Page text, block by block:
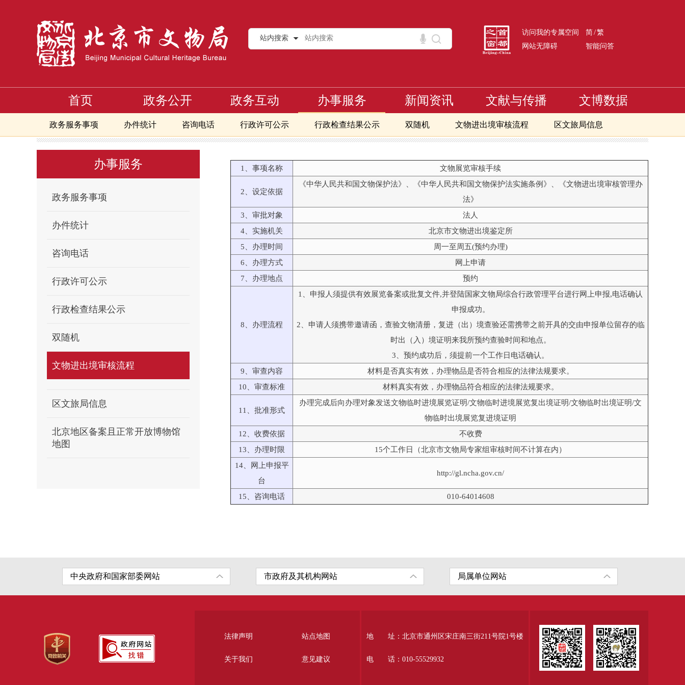
站内搜索
访问我的专属空间 简/繁
网站无障碍
智能问答
首页 政务公开 政务互动 办事服务
政务服务事项 办件统计 咨询电话 行政许可公示 行政检查结果公示 双随机 文物进出境审核流程 区文旅局信息
北京地区备案且正常开放博物馆地图
新闻资讯 文献与传播 文博数据
首页>办事服务> 文物进出境审核流程 >文物展览审核手续
办事服务
政务服务事项
办件统计
咨询电话
行政许可公示
行政检查结果公示
双随机
文物进出境审核流程
区文旅局信息
北京地区备案且正常开放博物馆
地图
1、事项名称 文物展览审核手续
2、设定依据
《中华人民共和国文物保护法》、《中华人民共和国文物保护法实施条例》、《文物进出境审核管理办
法》
3、审批对象
法人
4、实施机关
北京市文物进出境鉴定所
5、办理时间
周一至周五(预约办理)
6、办理方式
网上申请
7、办理地点
预约
8、办理流程
1、申报人须提供有效展览备案或批复文件,并登陆国家文物局综合行政管理平台进行网上申报,电话确认
申报成功。
2、申请人须携带邀请函，查验文物清册，复进（出）境查验还需携带之前开具的交由申报单位留存的临
时出（入）境证明来我所预约查验时间和地点。
3、预约成功后，须提前一个工作日电话确认。
9、审查内容
材料是否真实有效，办理物品是否符合相应的法律法规要求。
10、审查标准
材料真实有效，办理物品符合相应的法律法规要求。
11、批准形式
办理完成后向办理对象发送文物临时进境展览证明/文物临时进境展览复出境证明/文物临时出境证明/文
物临时出境展览复进境证明
12、收费依据
不收费
13、办理时限
15个工作日（北京市文物局专家组审核时间不计算在内）
14、网上申报平
台
http://gl.ncha.gov.cn/
15、咨询电话 010-64014608
法律声明 站点地图
关于我们 意见建议
地 址：北京市通州区宋庄南三街211号院1号楼
电 话：010-55529932